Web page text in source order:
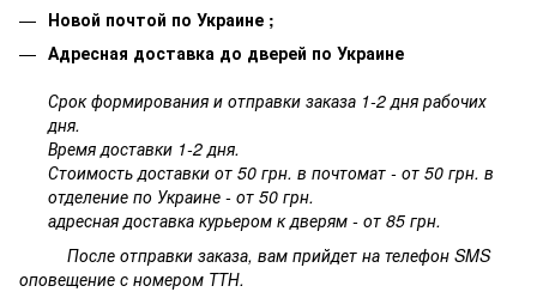
Новой почтой по Украине ;
Адресная доставка до дверей по Украине
Срок формирования и отправки заказа 1-2 дня рабочих
дня.
Время доставки 1-2 дня.
Стоимость доставки от 50 грн. в почтомат - от 50 грн. в
отделение по Украине - от 50 грн.
адресная доставка курьером к дверям - от 85 грн.
После отправки заказа, вам прийдет на телефон SMS
оповещение с номером ТТН.